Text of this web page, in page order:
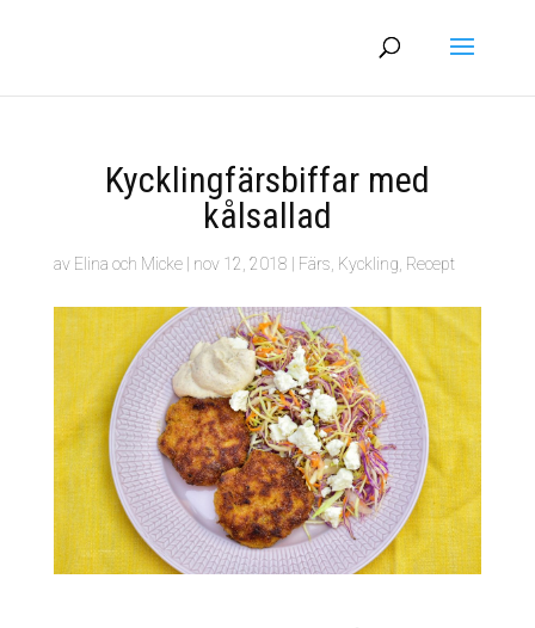
Kycklingfärsbiffar med
kålsallad
av Elina och Micke| nov 12, 2018 Färs Kyckling Recept